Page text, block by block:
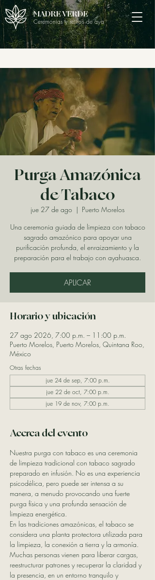
MADRE VERDE
Ceremonias y retiros de aya
Purga Amazónica
de Tabaco
jue 27 de ago
  |
Puerto Morelos
Una ceremonia guiada de limpieza con tabaco
sagrado amazónico para apoyar una
purificación profunda, el enraizamiento y la
preparación para el trabajo con ayahuasca.
APLICAR
Horario y ubicación
27 ago 2026, 7:00 p.m. – 11:00 p.m.
Puerto Morelos, Puerto Morelos, Quintana Roo,
México
Otras fechas
jue 24 de sep, 7:00 p.m.
jue 22 de oct, 7:00 p.m.
jue 19 de nov, 7:00 p.m.
Acerca del evento
Nuestra purga con tabaco es una ceremonia
de limpieza tradicional con tabaco sagrado
preparado en infusión. No es una experiencia
psicodélica, pero puede ser intensa a su
manera, a menudo provocando una fuerte
purga física y una profunda sensación de
limpieza energética.
En las tradiciones amazónicas, el tabaco se
considera una planta protectora utilizada para
la limpieza, la conexión a tierra y la armonía.
Muchas personas vienen para liberar cargas,
reestructurar patrones y recuperar la claridad y
la presencia, en un entorno tranquilo y